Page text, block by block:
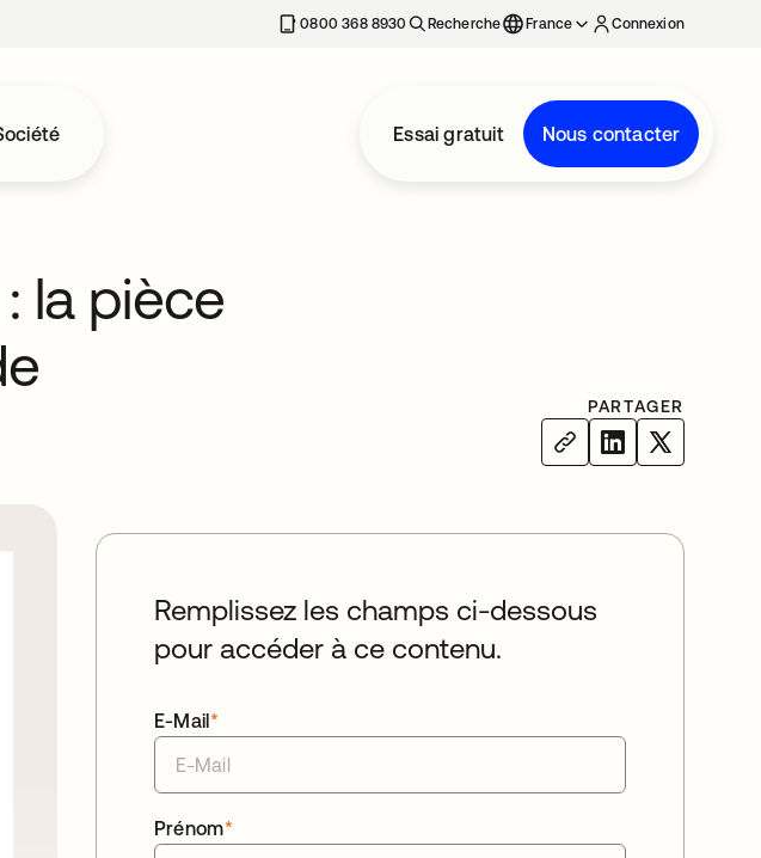
dans un nouvel onglet 0800 368 8930 Recherche France Connexion
Essai gratuit Nous contacter
la pièce
PARTAGER
Remplissez les champs ci-dessous
pour accéder à ce contenu.
*
E-Mail
*
Prénom